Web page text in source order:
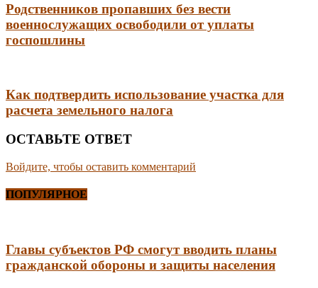
Родственников пропавших без вести
военнослужащих освободили от уплаты
госпошлины
Как подтвердить использование участка для
расчета земельного налога
ОСТАВЬТЕ ОТВЕТ
Войдите, чтобы оставить комментарий
ПОПУЛЯРНОЕ
Главы субъектов РФ смогут вводить планы
гражданской обороны и защиты населения